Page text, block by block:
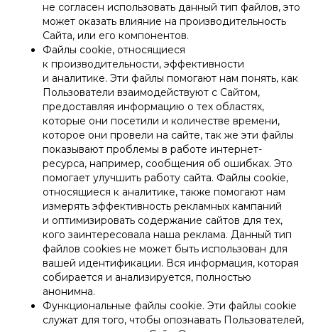
не согласен использовать данный тип файлов, это
может оказать влияние на производительность
Сайта, или его компонентов.
Файлы cookie, относящиеся
к производительности, эффективности
и аналитике. Эти файлы помогают нам понять, как
Пользователи взаимодействуют с Сайтом,
предоставляя информацию о тех областях,
которые они посетили и количестве времени,
которое они провели на сайте, так же эти файлы
показывают проблемы в работе интернет-
ресурса, например, сообщения об ошибках. Это
помогает улучшить работу сайта. Файлы cookie,
относящиеся к аналитике, также помогают нам
измерять эффективность рекламных кампаний
и оптимизировать содержание сайтов для тех,
кого заинтересовала наша реклама. Данный тип
файлов cookies не может быть использован для
вашей идентификации. Вся информация, которая
собирается и анализируется, полностью
анонимна.
Функциональные файлы cookie. Эти файлы cookie
служат для того, чтобы опознавать Пользователей,